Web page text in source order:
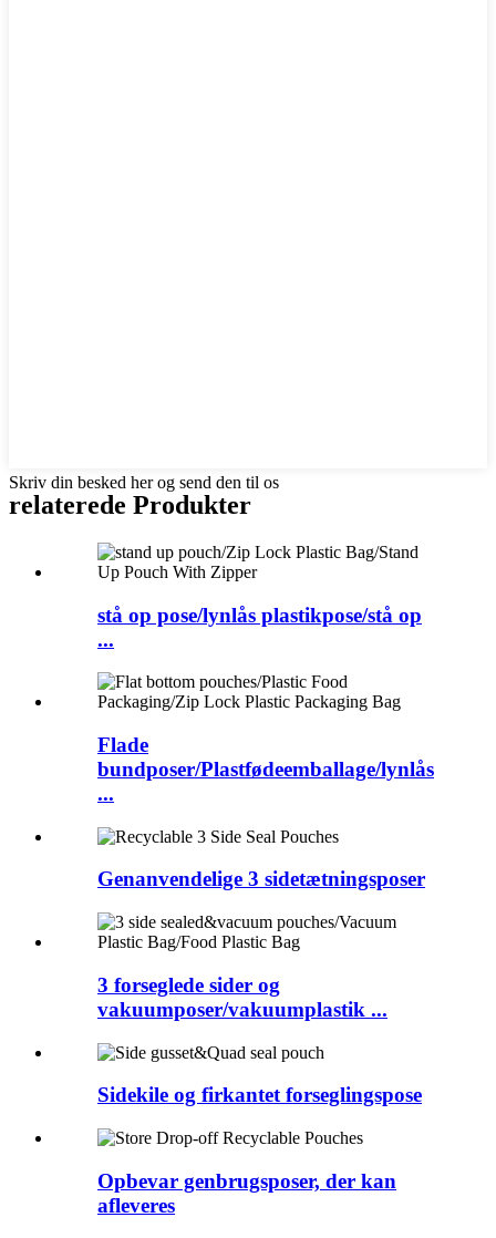
Skriv din besked her og send den til os
relaterede Produkter
stå op pose/lynlås plastikpose/stå op
...
Flade
bundposer/Plastfødeemballage/lynlås
...
Genanvendelige 3 sidetætningsposer
3 forseglede sider og
vakuumposer/vakuumplastik ...
Sidekile og firkantet forseglingspose
Opbevar genbrugsposer, der kan
afleveres